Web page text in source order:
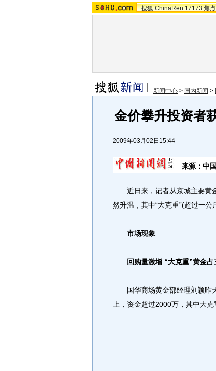
搜狐 ChinaRen 17173 焦
新闻中心 > 国内新闻 >
金价攀升投资者
2009年03月02日15:44
来源：中
近日来，记者从京城主要黄
然升温，其中“大克重”(超过一
市场现象
回购量激增 “大克重”黄金占
国华商场黄金部经理刘颖昨
上，资金超过2000万，其中大克